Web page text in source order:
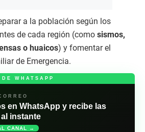
a la población según los
de cada región (como sismos,
o huaicos) y fomentar el
de Emergencia.
WHATSAPP
en WhatsApp y recibe las
instante
CANAL →